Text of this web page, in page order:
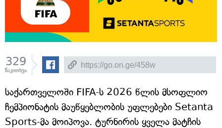
329
წაკითხვა
საქართველოში FIFA-ს 2026 წლის მსოფლიო
ჩემპიონატის მაუწყებლობის უფლებები Setanta
Sports-მა მოიპოვა. ტურნირის ყველა მატჩის